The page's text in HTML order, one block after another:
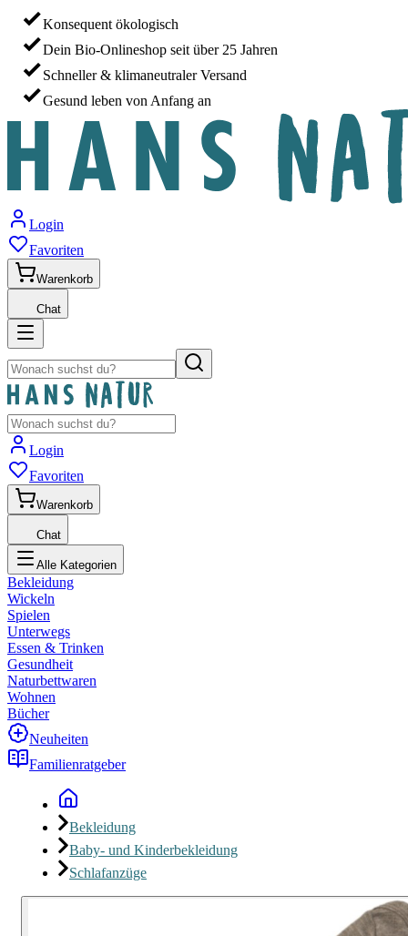
Konsequent ökologisch
Dein Bio-Onlineshop seit über 25 Jahren
Schneller & klimaneutraler Versand
Gesund leben von Anfang an
Login
Favoriten
Warenkorb
Chat
Login
Favoriten
Warenkorb
Chat
Alle Kategorien
Bekleidung
Wickeln
Spielen
Unterwegs
Essen & Trinken
Gesundheit
Naturbettwaren
Wohnen
Bücher
Neuheiten
Familienratgeber
Bekleidung
Baby- und Kinderbekleidung
Schlafanzüge